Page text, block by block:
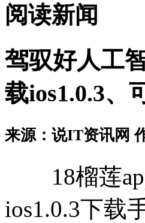
阅读新闻
驾驭好人工
载ios1.0.3、
来源：说IT资讯网
18榴莲app
ios1.0.3下载